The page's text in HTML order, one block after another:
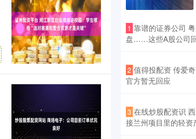
1 靠谱的证券公司
盘……这些A股公司
2 值得投配资 传爱
官方暂无回应
3 在线炒股配资识
接兰州项目里的轻资